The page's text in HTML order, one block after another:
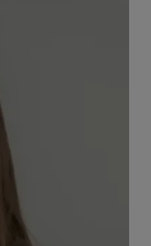
zar
do zapew
im korzy
komunika
je
je w s
na temat
zapoznać